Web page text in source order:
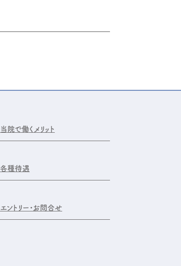
当院で働くメリット
各種待遇
エントリー・お問合せ